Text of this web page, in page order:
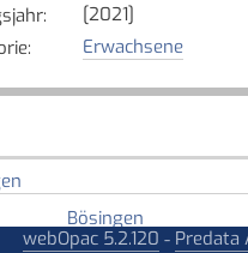
:
[2021]
: Erwachsene
Bösingen
Verfügbar
webOpac 5.2.120 - Predata